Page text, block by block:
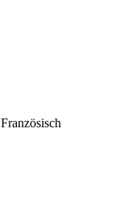
Französisch